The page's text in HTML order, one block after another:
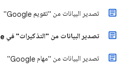
تصدير البيانات من "تقويم Google"
تصدير البيانات من "التذكيرات" في Google
تصدير البيانات من "مهام Google"